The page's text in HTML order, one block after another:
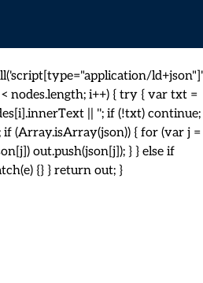
nodes.length; i++) { try { var txt =
|| ''; if (!txt) continue;
if (Array.isArray(json)) { for (var j =
out.push(json[j]); } } else if
{} } return out; }